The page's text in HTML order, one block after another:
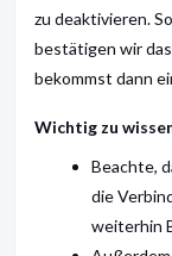
zu deaktivieren.
bestätigen wir
bekommst dann
Wichtig zu
Beachte,
die
weiterhin